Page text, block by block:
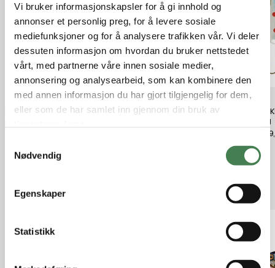
Vi bruker informasjonskapsler for å gi innhold og
annonser et personlig preg, for å levere sosiale
mediefunksjoner og for å analysere trafikken vår. Vi deler
dessuten informasjon om hvordan du bruker nettstedet
vårt, med partnerne våre innen sosiale medier,
annonsering og analysearbeid, som kan kombinere den
med annen informasjon du har gjort tilgjengelig for dem,
eller som de har samlet inn gjennom din bruk av
Nødvendig
Egenskaper
Statistikk
Rapala Scatter Rap Cd 7Cm Rt
Norma 4 Krutt 1Kg.
pk 7 g
kr
Relaterte produkter